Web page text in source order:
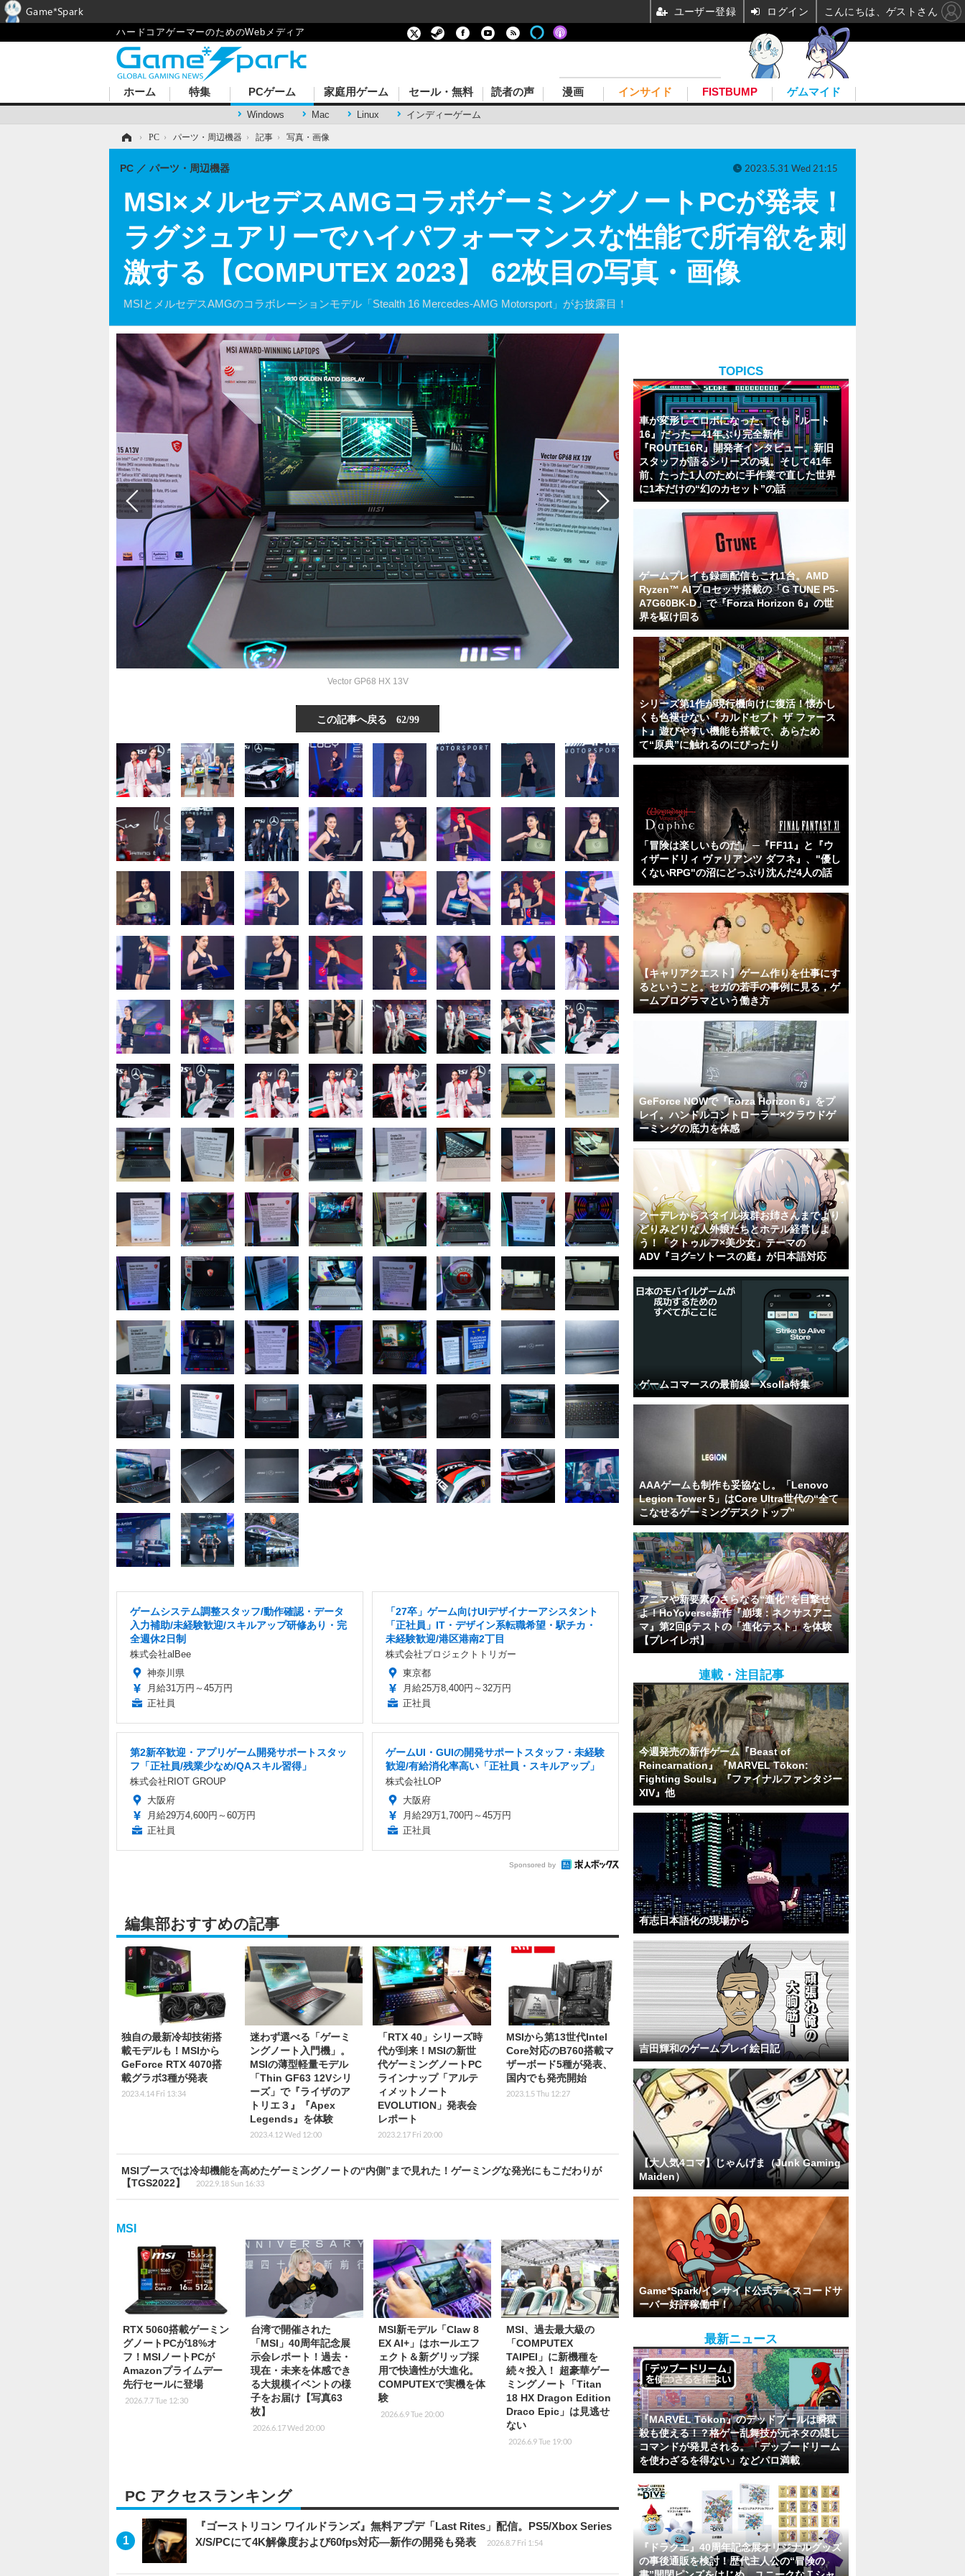
ハードコアゲーマーのためのWebメディア
ホーム 特集 PCゲーム
Windows Mac Linux インディーゲーム
家庭用ゲーム セール・無料 読者の声 漫画 インサイド FISTBUMP ゲムマイド
› PC › パーツ・周辺機器 › 記事 › 写真・画像
MSI×メルセデスAMGコラボゲーミングノートPCが発表！
ラグジュアリーでハイパフォーマンスな性能で所有欲を刺
激する【COMPUTEX 2023】 62枚目の写真・画像
MSIとメルセデスAMGのコラボレーションモデル「Stealth 16 Mercedes-AMG Motorsport」がお披露目！
PC パーツ・周辺機器 2023.5.31 Wed 21:15
Vector GP68 HX 13V
この記事へ戻る 62/99
ゲームシステム調整スタッフ/動作確認・データ
入力補助/未経験歓迎/スキルアップ研修あり・完
全週休2日制
株式会社alBee
神奈川県
月給31万円～45万円
正社員
「27卒」ゲーム向けUIデザイナーアシスタント
「正社員」IT・デザイン系転職希望・駅チカ・
未経験歓迎/港区港南2丁目
株式会社プロジェクトトリガー
東京都
月給25万8,400円～32万円
正社員
第2新卒歓迎・アプリゲーム開発サポートスタッ
フ「正社員/残業少なめ/QAスキル習得」
株式会社RIOT GROUP
大阪府
月給29万4,600円～60万円
正社員
ゲームUI・GUIの開発サポートスタッフ・未経験
歓迎/有給消化率高い「正社員・スキルアップ」
株式会社LOP
大阪府
月給29万1,700円～45万円
正社員
Sponsored by
編集部おすすめの記事
独自の最新冷却技術搭
載モデルも！MSIから
GeForce RTX 4070搭
載グラボ3種が発表
2023.4.14 Fri 13:34
迷わず選べる「ゲーミ
ングノート入門機」。
MSIの薄型軽量モデル
「Thin GF63 12Vシリ
ーズ」で『ライザのア
トリエ３』『Apex
Legends』を体験
2023.4.12 Wed 12:00
「RTX 40」シリーズ時
代が到来！MSIの新世
代ゲーミングノートPC
ラインナップ「アルテ
ィメットノート
EVOLUTION」発表会
レポート
2023.2.17 Fri 20:00
MSIから第13世代Intel
Core対応のB760搭載マ
ザーボード5種が発表、
国内でも発売開始
2023.1.5 Thu 12:27
MSIブースでは冷却機能を高めたゲーミングノートの“内側”まで見れた！ゲーミングな発光にもこだわりが
【TGS2022】
2022.9.18 Sun 16:33
MSI
RTX 5060搭載ゲーミン
グノートPCが18%オ
フ！MSIノートPCが
Amazonプライムデー
先行セールに登場
2026.7.7 Tue 12:30
台湾で開催された
「MSI」40周年記念展
示会レポート！過去・
現在・未来を体感でき
る大規模イベントの様
子をお届け【写真63
枚】
2026.6.17 Wed 20:00
MSI新モデル「Claw 8
EX AI+」はホールエフ
ェクト＆新グリップ採
用で快適性が大進化。
COMPUTEXで実機を体
験
2026.6.9 Tue 20:00
MSI、過去最大級の
「COMPUTEX
TAIPEI」に新機種を
続々投入！ 超豪華ゲー
ミングノート「Titan
18 HX Dragon Edition
Draco Epic」は見逃せ
ない
2026.6.9 Tue 19:00
PC アクセスランキング
『ゴーストリコン ワイルドランズ』無料アプデ「Last Rites」配信。PS5/Xbox Series
X/S/PCにて4K解像度および60fps対応―新作の開発も発表
2026.8.7 Fri 1:54
TOPICS
車が変形してロボになった、でも『ルート
16』だった―41年ぶり完全新作
『ROUTE16R』開発者インタビュー。新旧
スタッフが語るシリーズの魂。そして41年
前、たった1人のために手作業で直した世界
に1本だけの“幻のカセット”の話
ゲームプレイも録画配信もこれ1台。AMD
Ryzen™ AIプロセッサ搭載の「G TUNE P5-
A7G60BK-D」で『Forza Horizon 6』の世
界を駆け回る
シリーズ第1作が現行機向けに復活！懐かし
くも色褪せない『カルドセプト ザ ファース
ト』遊びやすい機能も搭載で、あらため
て“原典”に触れるのにぴったり
「冒険は楽しいものだ」 ─『FF11』と『ウ
ィザードリィ ヴァリアンツ ダフネ』、"優し
くないRPG"の沼にどっぷり沈んだ4人の話
【キャリアクエスト】ゲーム作りを仕事にす
るということ。セガの若手の事例に見る，ゲ
ームプログラマという働き方
GeForce NOWで『Forza Horizon 6』をプ
レイ。ハンドルコントローラー×クラウドゲ
ーミングの底力を体感
クーデレからスタイル抜群お姉さんまでより
どりみどりな人外娘たちとホテル経営しよ
う！「クトゥルフ×美少女」テーマの
ADV『ヨグ=ソトースの庭』が日本語対応
ゲームコマースの最前線ーXsolla特集
AAAゲームも制作も妥協なし。「Lenovo
Legion Tower 5」はCore Ultra世代の“全て
こなせるゲーミングデスクトップ”
アニマや新要素のさらなる“進化”を目撃せ
よ！HoYoverse新作『崩壊：ネクサスアニ
マ』第2回βテストの「進化テスト」を体験
【プレイレポ】
連載・注目記事
今週発売の新作ゲーム『Beast of
Reincarnation』『MARVEL Tōkon:
Fighting Souls』『ファイナルファンタジー
XIV』他
有志日本語化の現場から
吉田輝和のゲームプレイ絵日記
【大人気4コマ】じゃんげま（Junk Gaming
Maiden）
Game*Spark/インサイド公式ディスコードサ
ーバー好評稼働中！
最新ニュース
『MARVEL Tōkon』のデッドプールは瞬獄
殺も使える！？格ゲー乱舞技が元ネタの隠し
コマンドが発見される。「デップードリーム
を使わざるを得ない」などパロ満載
『ドラクエ』40周年記念展オリジナルグッズ
の事後通販を検討！歴代主人公の“冒険の
Game*Spark ユーザー登録 ログイン こんにちは、ゲストさん